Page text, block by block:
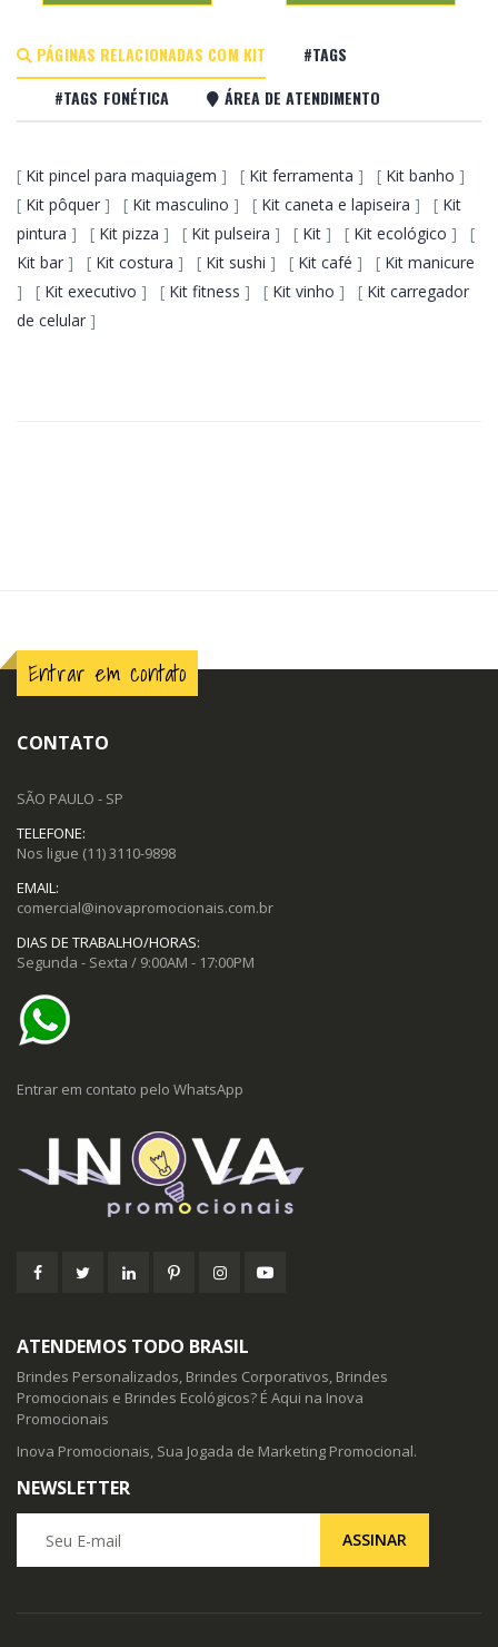
PÁGINAS RELACIONADAS COM KIT
#TAGS
#TAGS FONÉTICA
ÁREA DE ATENDIMENTO
[ Kit pincel para maquiagem ] [ Kit ferramenta ] [ Kit banho ]
[ Kit pôquer ] [ Kit masculino ] [ Kit caneta e lapiseira ] [ Kit
pintura ] [ Kit pizza ] [ Kit pulseira ] [ Kit ] [ Kit ecológico ] [
Kit bar ] [ Kit costura ] [ Kit sushi ] [ Kit café ] [ Kit manicure
] [ Kit executivo ] [ Kit fitness ] [ Kit vinho ] [ Kit carregador
de celular ]
Entrar em contato
CONTATO
SÃO PAULO - SP
TELEFONE:
Nos ligue (11) 3110-9898
EMAIL:
comercial@inovapromocionais.com.br
DIAS DE TRABALHO/HORAS:
Segunda - Sexta / 9:00AM - 17:00PM
Entrar em contato pelo WhatsApp
ATENDEMOS TODO BRASIL
Brindes Personalizados, Brindes Corporativos, Brindes
Promocionais e Brindes Ecológicos? É Aqui na Inova
Promocionais
Inova Promocionais, Sua Jogada de Marketing Promocional.
NEWSLETTER
ASSINAR